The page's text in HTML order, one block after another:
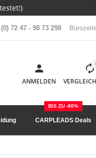
72 47 - 98 73 298
ANMELDEN
CARPLEADS Deals
BIS ZU -80%